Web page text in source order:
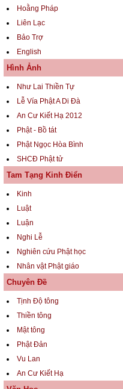
Hoằng Pháp
Liên Lạc
Bảo Trợ
English
Hình Ảnh
Như Lai Thiền Tự
Lễ Vía Phật A Di Đà
An Cư Kiết Hạ 2012
Phật - Bồ tát
Phật Ngọc Hòa Bình
SHCĐ Phật tử
Tam Tạng Kinh Điển
Kinh
Luật
Luận
Nghi Lễ
Nghiên cứu Phật học
Nhân vật Phật giáo
Chuyên Đề
Tịnh Độ tông
Thiền tông
Mật tông
Phật Đản
Vu Lan
An Cư Kiết Hạ